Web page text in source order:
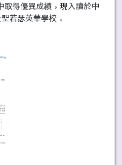
取得優異成績，現入讀於中
若瑟英華學校。